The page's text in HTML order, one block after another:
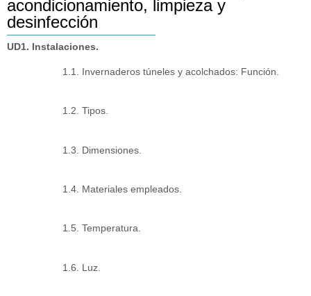
acondicionamiento, limpieza y
desinfección
UD1. Instalaciones.
1.1. Invernaderos túneles y acolchados: Función.
1.2. Tipos.
1.3. Dimensiones.
1.4. Materiales empleados.
1.5. Temperatura.
1.6. Luz.